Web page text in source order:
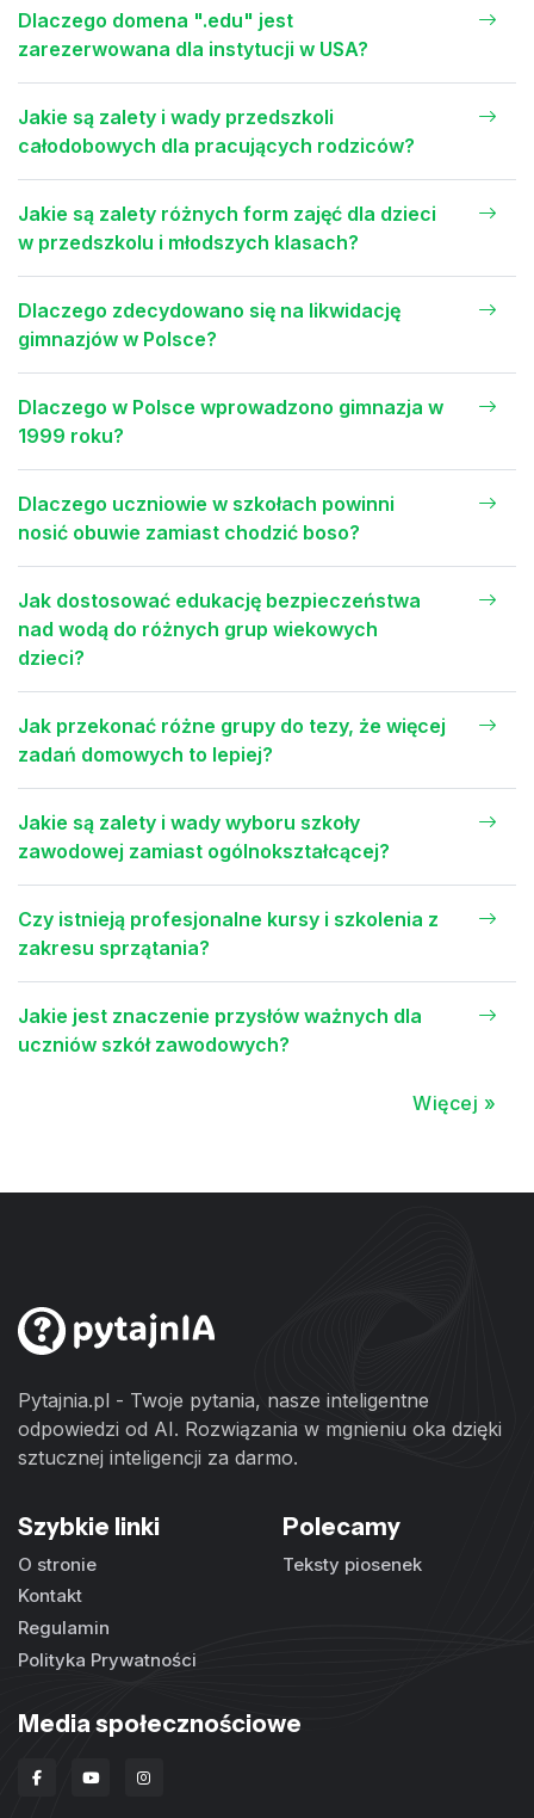
Dlaczego domena ".edu" jest
zarezerwowana dla instytucji w USA?
Jakie są zalety i wady przedszkoli
całodobowych dla pracujących rodziców?
Jakie są zalety różnych form zajęć dla dzieci
w przedszkolu i młodszych klasach?
Dlaczego zdecydowano się na likwidację
gimnazjów w Polsce?
Dlaczego w Polsce wprowadzono gimnazja w
1999 roku?
Dlaczego uczniowie w szkołach powinni
nosić obuwie zamiast chodzić boso?
Jak dostosować edukację bezpieczeństwa
nad wodą do różnych grup wiekowych
dzieci?
Jak przekonać różne grupy do tezy, że więcej
zadań domowych to lepiej?
Jakie są zalety i wady wyboru szkoły
zawodowej zamiast ogólnokształcącej?
Czy istnieją profesjonalne kursy i szkolenia z
zakresu sprzątania?
Jakie jest znaczenie przysłów ważnych dla
uczniów szkół zawodowych?
Więcej »
Pytajnia.pl - Twoje pytania, nasze inteligentne
odpowiedzi od AI. Rozwiązania w mgnieniu oka dzięki
sztucznej inteligencji za darmo.
Szybkie linki
O stronie
Kontakt
Regulamin
Polityka Prywatności
Polecamy
Teksty piosenek
Media społecznościowe